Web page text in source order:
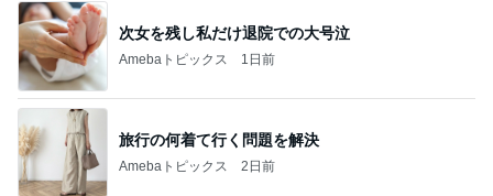
次女を残し私だけ退院での大号泣
Amebaトピックス 1日前
旅行の何着て行く問題を解決
Amebaトピックス 2日前